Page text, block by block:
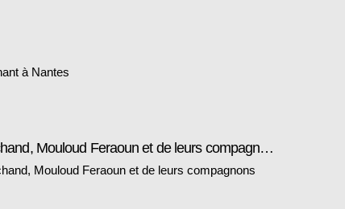
à Nantes
Portfolio: Les amis de Max Marchand, Mouloud Feraoun et de leurs compagnons
Mouloud Feraoun et de leurs compagnons